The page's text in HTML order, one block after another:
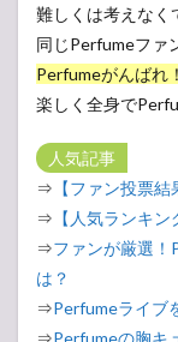
難しくは考えなく
同じPerfumeファ
Perfumeがんばれ
楽しく全身で
人気記事
⇒ 【ファン投票
⇒ 【人気ランキ
⇒ファンが厳選！
は？
⇒Perfumeライブ